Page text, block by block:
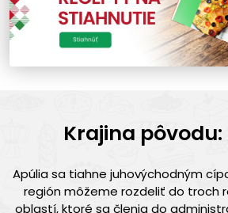
Krajina
Apúlia sa tiahne juhovýchodným
región môžeme rozdeliť do troch
oblastí, ktoré sa členia do